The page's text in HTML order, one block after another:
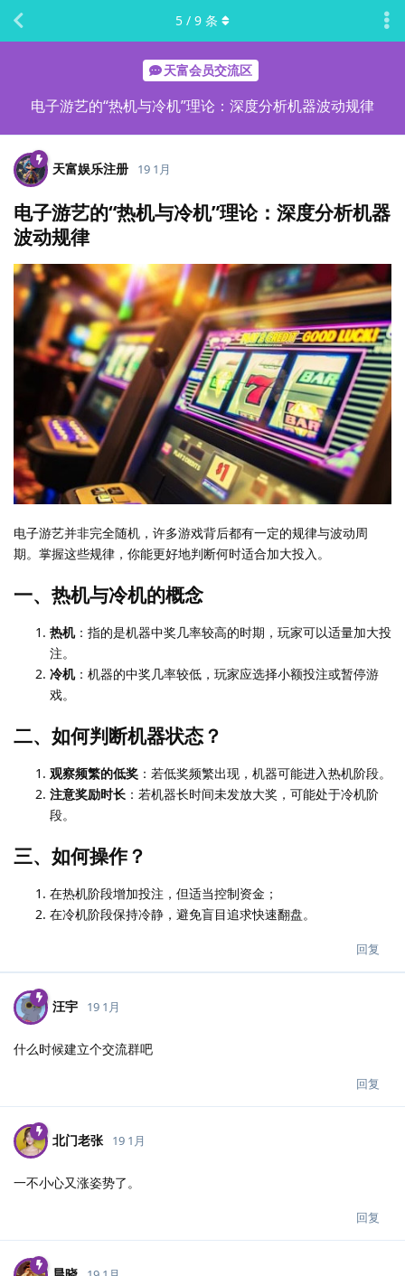
天富会员交流区
电子游艺的“热机与冷机”理论：深度分析机器波动规律
5 / 9 条
天富娱乐注册 19 1月
电子游艺的“热机与冷机”理论：深度分析机器
波动规律
电子游艺并非完全随机，许多游戏背后都有一定的规律与波动周
期。掌握这些规律，你能更好地判断何时适合加大投入。
一、热机与冷机的概念
热机：指的是机器中奖几率较高的时期，玩家可以适量加大投
注。
冷机：机器的中奖几率较低，玩家应选择小额投注或暂停游
戏。
二、如何判断机器状态？
观察频繁的低奖 ：若低奖频繁出现，机器可能进入热机阶段。
注意奖励时长 ：若机器长时间未发放大奖，可能处于冷机阶
段。
三、如何操作？
在热机阶段增加投注，但适当控制资金；
在冷机阶段保持冷静，避免盲目追求快速翻盘。
回复
汪宇 19 1月
什么时候建立个交流群吧
回复
北门老张 19 1月
一不小心又涨姿势了。
回复